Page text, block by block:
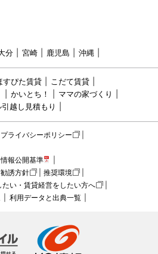
分 宮崎 鹿児島 沖縄
すぴた賃貸
こだて賃貸
かいとち！
ママの家づくり
越し見積もり
プライバシーポリシー
情報公開基準
勧誘方針
推奨環境
たい・賃貸経営をしたい方へ
利用データと出典一覧